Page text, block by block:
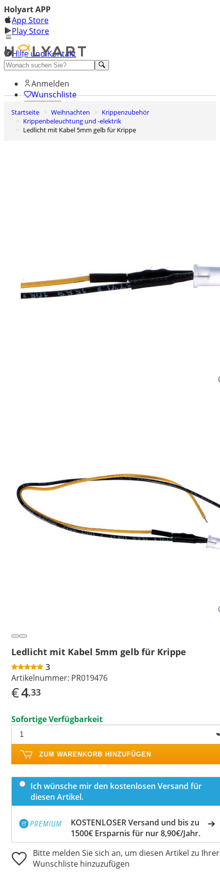
Holyart APP
App Store
Play Store
Hilfe und Kontakt
Entdecken Sie Premium
Anmelden
Wunschliste
0
Warenkorb
Startseite Weihnachten
Krippenzubehör
Krippenbeleuchtung und -elektrik
Ledlicht mit Kabel 5mm gelb für Krippe
Ledlicht mit Kabel 5mm gelb für Krippe
3
Artikelnummer: PR019476
€4,33
Sofortige Verfügbarkeit
ZUM WARENKORB HINZUFÜGEN
Ich wünsche mir den kostenlosen Versand für
diesen Artikel.
KOSTENLOSER Versand und bis zu
1500€ Ersparnis für nur 8,90€/Jahr.
Bitte melden Sie sich an, um diesen Artikel zu Ihrer
Wunschliste hinzuzufügen